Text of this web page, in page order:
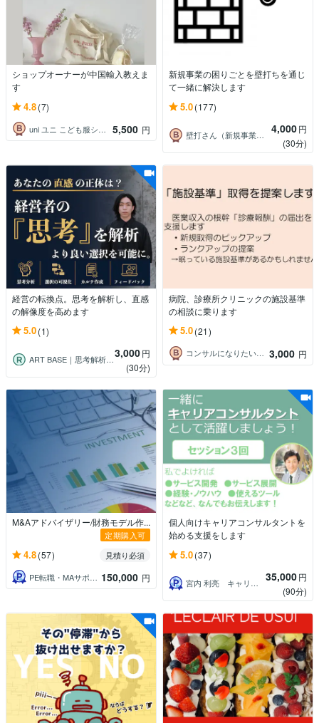
ショップオーナーが中国輸入教えま
す
4.8(7)
uni ユニ こども服ショップオーナー 5,500 円
新規事業の困りごとを壁打ちを通じ
て一緒に解決します
5.0(177)
壁打さん（新規事業開発のプロ） 4,000円
(30分)
経営の転換点。思考を解析し、直感
の解像度を高めます
5.0(1)
ART BASE｜思考解析｜齋藤 友樹 3,000円
(30分)
病院、診療所クリニックの施設基準
の相談に乗ります
5.0(21)
コンサルになりたい医事カチョー 3,000 円
M&Aアドバイザリー/財務モデル作...
定期購入可
4.8(57)
見積り必須
PE転職・MAサポート
150,000 円
個人向けキャリアコンサルタントを
始める支援をします
5.0(37)
宮内 利亮 キャリアコンサルタント 35,000円
(90分)